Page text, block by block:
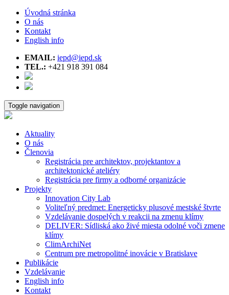
Úvodná stránka
O nás
Kontakt
English info
EMAIL: iepd@iepd.sk
TEL.: +421 918 391 084
Toggle navigation
Aktuality
O nás
Členovia
Registrácia pre architektov, projektantov a
architektonické ateliéry
Registrácia pre firmy a odborné organizácie
Projekty
Innovation City Lab
Voliteľný predmet: Energeticky plusové mestské štvrte
Vzdelávanie dospelých v reakcii na zmenu klímy
DELIVER: Sídliská ako živé miesta odolné voči zmene
klímy
ClimArchiNet
Centrum pre metropolitné inovácie v Bratislave
Publikácie
Vzdelávanie
English info
Kontakt